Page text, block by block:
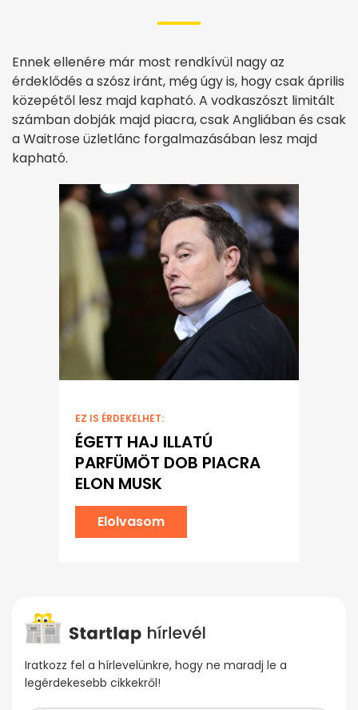
Ennek ellenére már most rendkívül nagy az
érdeklődés a szósz iránt, még úgy is, hogy csak április
közepétől lesz majd kapható. A vodkaszószt limitált
számban dobják majd piacra, csak Angliában és csak
a Waitrose üzletlánc forgalmazásában lesz majd
kapható.
EZ IS ÉRDEKELHET:
ÉGETT HAJ ILLATÚ
PARFÜMÖT DOB PIACRA
ELON MUSK
Elolvasom
Iratkozz fel a hírlevelünkre, hogy ne maradj le a
legérdekesebb cikkekről!